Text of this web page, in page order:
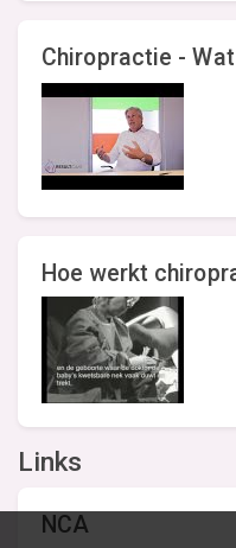
Chiropractie -
Hoe werkt
Links
NCA